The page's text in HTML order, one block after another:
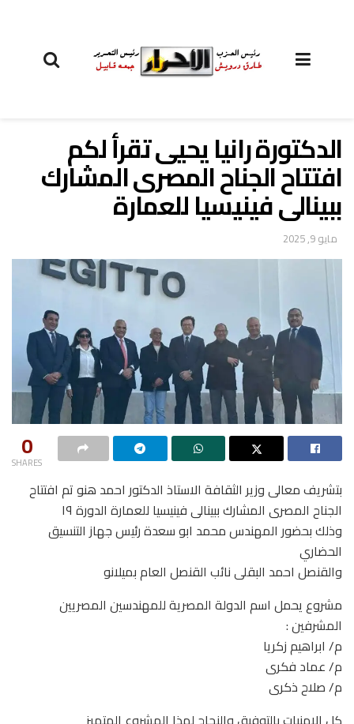
الدكتورة رانيا يحيى تقرأ لكم
افتتاح الجناح المصرى المشارك
ببينالى فينيسيا للعمارة
مايو 9, 2025
0
SHARES
بتشريف معالى وزير الثقافة الاستاذ الدكتور احمد هنو تم افتتاح
الجناح المصرى المشارك ببينالى فينيسيا للعمارة الدورة ١٩
وذلك بحضور المهندس محمد ابو سعدة رئيس جهاز التنسيق
الحضاري
والقنصل احمد البقلى نائب القنصل العام بميلانو
مشروع يحمل اسم الدولة المصرية للمهندسين المصريين
المشرفين :
م/ ابراهيم زكريا
م/ عماد فكرى
م/ صلاح ذكرى